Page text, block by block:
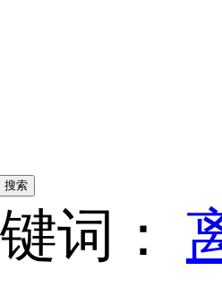
词：